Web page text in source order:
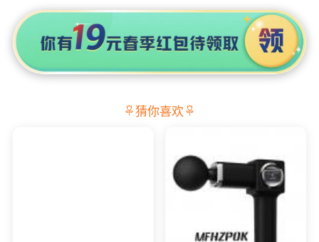
猜你喜欢